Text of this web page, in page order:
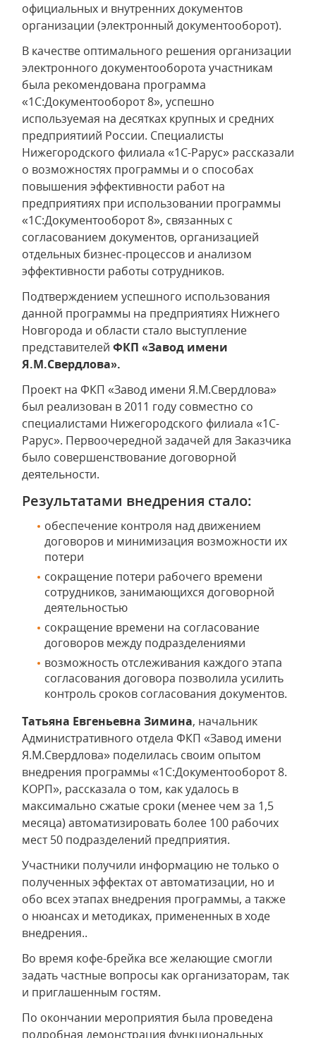
официальных и внутренних документов
организации (электронный документооборот).
В качестве оптимального решения организации
электронного документооборота участникам
была рекомендована программа
«1С:Документооборот 8», успешно
используемая на десятках крупных и средних
предприятиий России. Специалисты
Нижегородского филиала «1С-Рарус» рассказали
о возможностях программы и о способах
повышения эффективности работ на
предприятиях при использовании программы
«1С:Документооборот 8», связанных с
согласованием документов, организацией
отдельных бизнес-процессов и анализом
эффективности работы сотрудников.
Подтверждением успешного использования
данной программы на предприятиях Нижнего
Новгорода и области стало выступление
представителей ФКП «Завод имени
Я.М.Свердлова».
Проект на ФКП «Завод имени Я.М.Свердлова»
был реализован в 2011 году совместно со
специалистами Нижегородского филиала «1С-
Рарус». Первоочередной задачей для Заказчика
было совершенствование договорной
деятельности.
Результатами внедрения стало:
обеспечение контроля над движением
договоров и минимизация возможности их
потери
сокращение потери рабочего времени
сотрудников, занимающихся договорной
деятельностью
сокращение времени на согласование
договоров между подразделениями
возможность отслеживания каждого этапа
согласования договора позволила усилить
контроль сроков согласования документов.
Татьяна Евгеньевна Зимина, начальник
Административного отдела ФКП «Завод имени
Я.М.Свердлова» поделилась своим опытом
внедрения программы «1С:Документооборот 8.
КОРП», рассказала о том, как удалось в
максимально сжатые сроки (менее чем за 1,5
месяца) автоматизировать более 100 рабочих
мест 50 подразделений предприятия.
Участники получили информацию не только о
полученных эффектах от автоматизации, но и
обо всех этапах внедрения программы, а также
о нюансах и методиках, примененных в ходе
внедрения..
Во время кофе-брейка все желающие смогли
задать частные вопросы как организаторам, так
и приглашенным гостям.
По окончании мероприятия была проведена
подробная демонстрация функциональных